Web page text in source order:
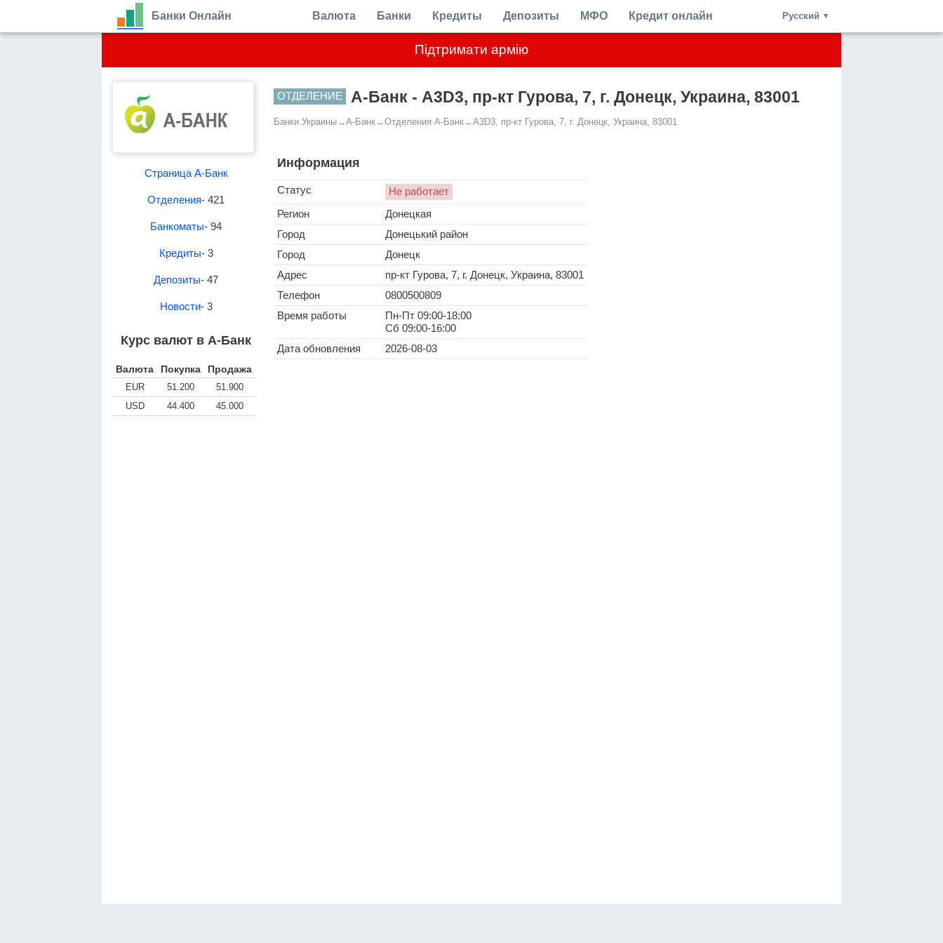
Підтримати армію
Банки Онлайн Валюта Банки Кредиты Депозиты МФО Кредит онлайн Русский ▼
Страница А-Банк
Отделения- 421
Банкоматы- 94
Кредиты- 3
Депозиты- 47
Новости- 3
Курс валют в А-Банк
Валюта Покупка Продажа
EUR 51.200
51.900
USD
44.400 45.000
ОТДЕЛЕНИЕ А-Банк - A3D3, пр-кт Гурова, 7, г. Донецк, Украина, 83001
Банки Украины→ А-Банк→ Отделения А-Банк→ A3D3, пр-кт Гурова, 7, г. Донецк, Украина, 83001
Информация
Статус
Не работает
Регион
Донецкая
Город
Донецький район
Город
Донецк
Адрес
пр-кт Гурова, 7, г. Донецк, Украина, 83001
Телефон
0800500809
Время работы
Пн-Пт 09:00-18:00
Сб 09:00-16:00
Дата обновления
2026-08-03